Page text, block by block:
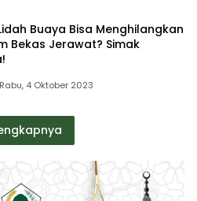
Buaya Bisa Menghilangkan
Bekas Jerawat? Simak
Rabu, 4 Oktober 2023